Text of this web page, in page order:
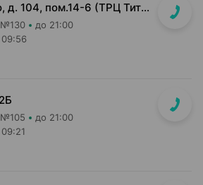
пр-т Дзержинского, д. 104, пом.14-6 (ТРЦ Титан)
до 21:00
до 21:00